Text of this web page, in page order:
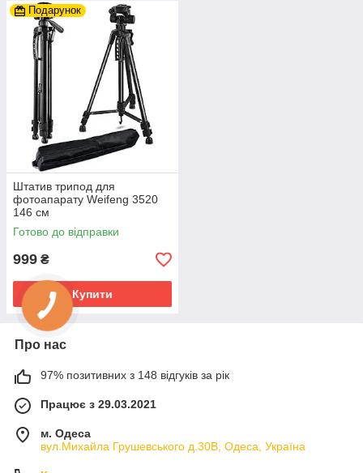
Подарунок
Штатив трипод для
фотоапарату Weifeng 3520
146 см
Готово до відправки
999 ₴
Купити
Про нас
97% позитивних з 148 відгуків за рік
Працює з 29.03.2021
м. Одеса
вул.Михайла Грушевського д.30В, Одеса, Україна